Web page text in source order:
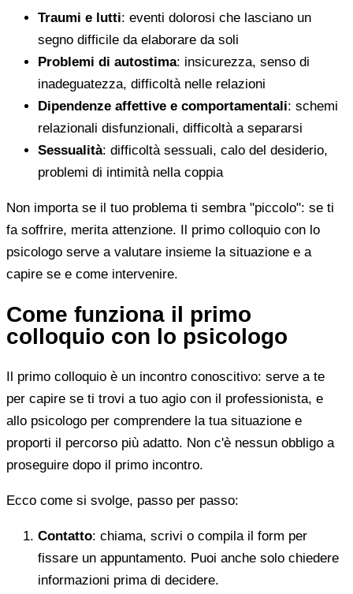
Traumi e lutti: eventi dolorosi che lasciano un
segno difficile da elaborare da soli
Problemi di autostima: insicurezza, senso di
inadeguatezza, difficoltà nelle relazioni
Dipendenze affettive e comportamentali: schemi
relazionali disfunzionali, difficoltà a separarsi
Sessualità: difficoltà sessuali, calo del desiderio,
problemi di intimità nella coppia
Non importa se il tuo problema ti sembra "piccolo": se ti
fa soffrire, merita attenzione. Il primo colloquio con lo
psicologo serve a valutare insieme la situazione e a
capire se e come intervenire.
Come funziona il primo
colloquio con lo psicologo
Il primo colloquio è un incontro conoscitivo: serve a te
per capire se ti trovi a tuo agio con il professionista, e
allo psicologo per comprendere la tua situazione e
proporti il percorso più adatto. Non c'è nessun obbligo a
proseguire dopo il primo incontro.
Ecco come si svolge, passo per passo:
Contatto: chiama, scrivi o compila il form per
fissare un appuntamento. Puoi anche solo chiedere
informazioni prima di decidere.